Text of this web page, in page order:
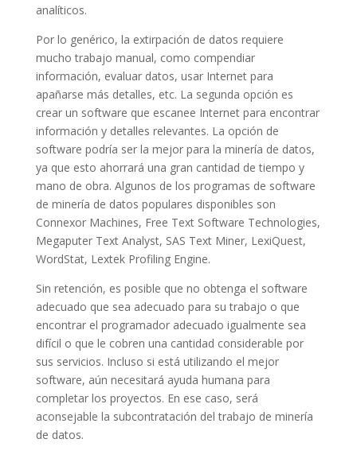
analíticos.
Por lo genérico, la extirpación de datos requiere
mucho trabajo manual, como compendiar
información, evaluar datos, usar Internet para
apañarse más detalles, etc. La segunda opción es
crear un software que escanee Internet para encontrar
información y detalles relevantes. La opción de
software podría ser la mejor para la minería de datos,
ya que esto ahorrará una gran cantidad de tiempo y
mano de obra. Algunos de los programas de software
de minería de datos populares disponibles son
Connexor Machines, Free Text Software Technologies,
Megaputer Text Analyst, SAS Text Miner, LexiQuest,
WordStat, Lextek Profiling Engine.
Sin retención, es posible que no obtenga el software
adecuado que sea adecuado para su trabajo o que
encontrar el programador adecuado igualmente sea
difícil o que le cobren una cantidad considerable por
sus servicios. Incluso si está utilizando el mejor
software, aún necesitará ayuda humana para
completar los proyectos. En ese caso, será
aconsejable la subcontratación del trabajo de minería
de datos.